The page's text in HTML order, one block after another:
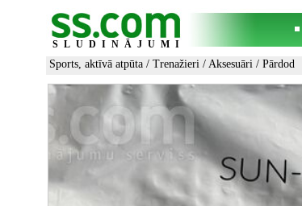
SLUDINĀJUMI
Sports, aktīvā atpūta / Trenažieri / Aksesuāri / Pārdod